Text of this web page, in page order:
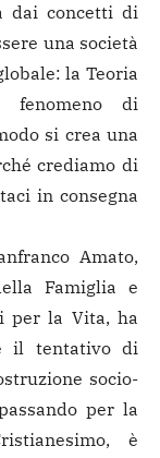
dai concetti di
una società
la Teoria
fenomeno di
si crea una
crediamo di
in consegna
Amato,
Famiglia e
per la Vita, ha
il tentativo di
socio-
per la
è